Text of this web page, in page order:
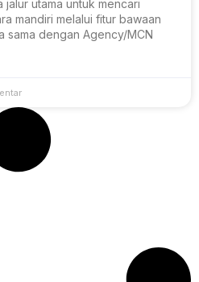
jalur utama untuk mencari
mandiri melalui fitur bawaan
sama dengan Agency/MCN